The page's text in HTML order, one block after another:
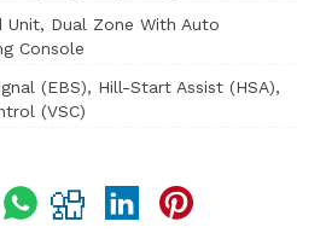
Unit, Dual Zone With Auto
Console
(EBS), Hill-Start Assist (HSA),
(VSC)